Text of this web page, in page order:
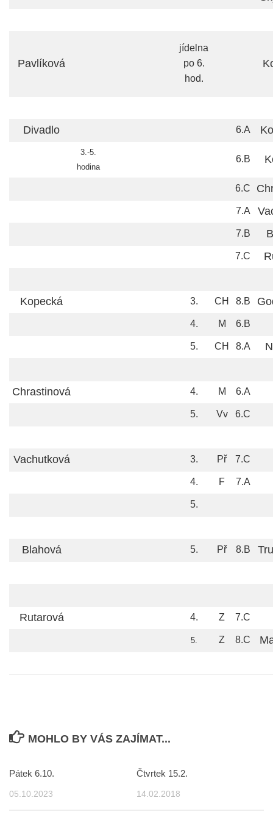
Pavlíková
jídelna
po 6.
hod.
Divadlo 6.A
3.-5.
hodina
6.B
6.C
7.A
7.B
7.C
Kopecká 3. CH 8.B
4. M 6.B
5. CH 8.A
Chrastinová 4. M 6.A
5. Vv 6.C
Vachutková 3. Př 7.C
4. F 7.A
5.
Blahová 5. Př 8.B
Rutarová 4. Z 7.C
5. Z 8.C
MOHLO BY VÁS ZAJÍMAT...
Pátek 6.10.
05.10.2023
Čtvrtek 15.2.
14.02.2018